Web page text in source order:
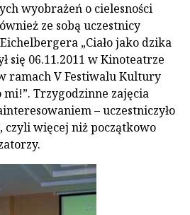
wyobrażeń o cielesności
ze sobą uczestnicy
„Ciało jako dzika
się 06.11.2011 w Kinoteatrze
ramach V Festiwalu Kultury
Trzygodzinne zajęcia
– uczestniczyło
czyli więcej niż początkowo